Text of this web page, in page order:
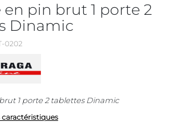
pin brut 1 porte 2
Dinamic
0202
1 porte 2 tablettes Dinamic
caractéristiques